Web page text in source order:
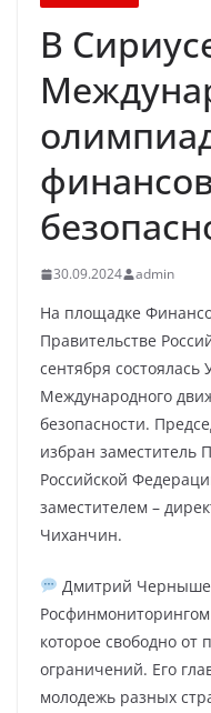
В
30.09.2024 admin
На площадке
Правительстве
сентября
Международного
безопасности.
избран заместитель
Российской
заместителем –
Чиханчин.
Дмитрий
которое свободно от
ограничений. Его
молодежь разных